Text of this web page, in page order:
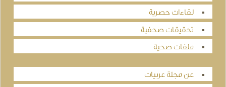
لقاءات حصرية
تحقيقات صحفية
ملفات صحية
عن مجلة عربيات